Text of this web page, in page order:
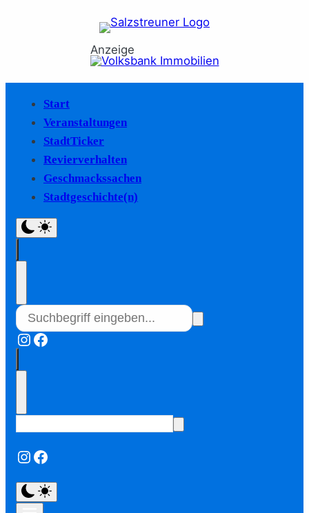
Anzeige
Start
Veranstaltungen
StadtTicker
Revierverhalten
Geschmackssachen
Stadtgeschichte(n)
Instagram
Facebook
Instagram
Facebook